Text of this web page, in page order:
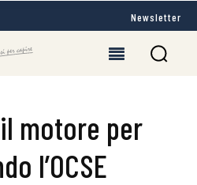
Newsletter
motore per
l’OCSE